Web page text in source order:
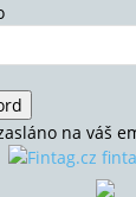
na váš